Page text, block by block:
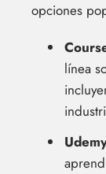
opciones
línea